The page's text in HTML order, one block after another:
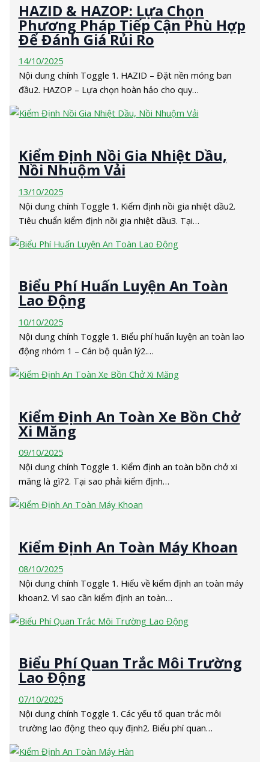
HAZID & HAZOP: Lựa Chọn
Phương Pháp Tiếp Cận Phù Hợp
Để Đánh Giá Rủi Ro
14/10/2025
Nội dung chính Toggle 1. HAZID – Đặt nền móng ban
đầu2. HAZOP – Lựa chọn hoàn hảo cho quy…
Kiểm Định Nồi Gia Nhiệt Dầu,
Nồi Nhuộm Vải
13/10/2025
Nội dung chính Toggle 1. Kiểm định nồi gia nhiệt dầu2.
Tiêu chuẩn kiểm định nồi gia nhiệt dầu3. Tại…
Biểu Phí Huấn Luyện An Toàn
Lao Động
10/10/2025
Nội dung chính Toggle 1. Biểu phí huấn luyện an toàn lao
động nhóm 1 – Cán bộ quản lý2.…
Kiểm Định An Toàn Xe Bồn Chở
Xi Măng
09/10/2025
Nội dung chính Toggle 1. Kiểm định an toàn bồn chở xi
măng là gì?2. Tại sao phải kiểm định…
Kiểm Định An Toàn Máy Khoan
08/10/2025
Nội dung chính Toggle 1. Hiểu về kiểm định an toàn máy
khoan2. Vì sao cần kiểm định an toàn…
Biểu Phí Quan Trắc Môi Trường
Lao Động
07/10/2025
Nội dung chính Toggle 1. Các yếu tố quan trắc môi
trường lao động theo quy định2. Biểu phí quan…